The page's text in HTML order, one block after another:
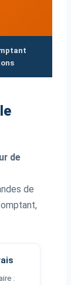
de
de
: